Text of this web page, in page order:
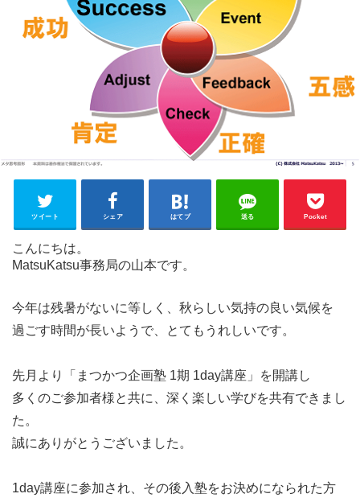
ツイート シェア はてブ 送る Pocket
こんにちは。
MatsuKatsu事務局の山本です。
今年は残暑がないに等しく、秋らしい気持の良い気候を
過ごす時間が長いようで、とてもうれしいです。
先月より「まつかつ企画塾 1期 1day講座」を開講し
多くのご参加者様と共に、深く楽しい学びを共有できまし
た。
誠にありがとうございました。
1day講座に参加され、その後入塾をお決めになられた方